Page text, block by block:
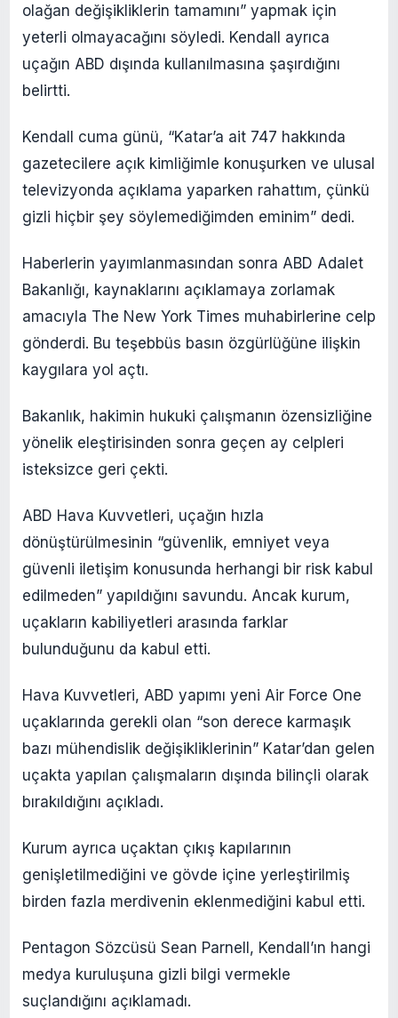
olağan değişikliklerin tamamını” yapmak için
yeterli olmayacağını söyledi. Kendall ayrıca
uçağın ABD dışında kullanılmasına şaşırdığını
belirtti.
Kendall cuma günü, “Katar’a ait 747 hakkında
gazetecilere açık kimliğimle konuşurken ve ulusal
televizyonda açıklama yaparken rahattım, çünkü
gizli hiçbir şey söylemediğimden eminim” dedi.
Haberlerin yayımlanmasından sonra ABD Adalet
Bakanlığı, kaynaklarını açıklamaya zorlamak
amacıyla The New York Times muhabirlerine celp
gönderdi. Bu teşebbüs basın özgürlüğüne ilişkin
kaygılara yol açtı.
Bakanlık, hakimin hukuki çalışmanın özensizliğine
yönelik eleştirisinden sonra geçen ay celpleri
isteksizce geri çekti.
ABD Hava Kuvvetleri, uçağın hızla
dönüştürülmesinin “güvenlik, emniyet veya
güvenli iletişim konusunda herhangi bir risk kabul
edilmeden” yapıldığını savundu. Ancak kurum,
uçakların kabiliyetleri arasında farklar
bulunduğunu da kabul etti.
Hava Kuvvetleri, ABD yapımı yeni Air Force One
uçaklarında gerekli olan “son derece karmaşık
bazı mühendislik değişikliklerinin” Katar’dan gelen
uçakta yapılan çalışmaların dışında bilinçli olarak
bırakıldığını açıkladı.
Kurum ayrıca uçaktan çıkış kapılarının
genişletilmediğini ve gövde içine yerleştirilmiş
birden fazla merdivenin eklenmediğini kabul etti.
Pentagon Sözcüsü Sean Parnell, Kendall’ın hangi
medya kuruluşuna gizli bilgi vermekle
suçlandığını açıklamadı.